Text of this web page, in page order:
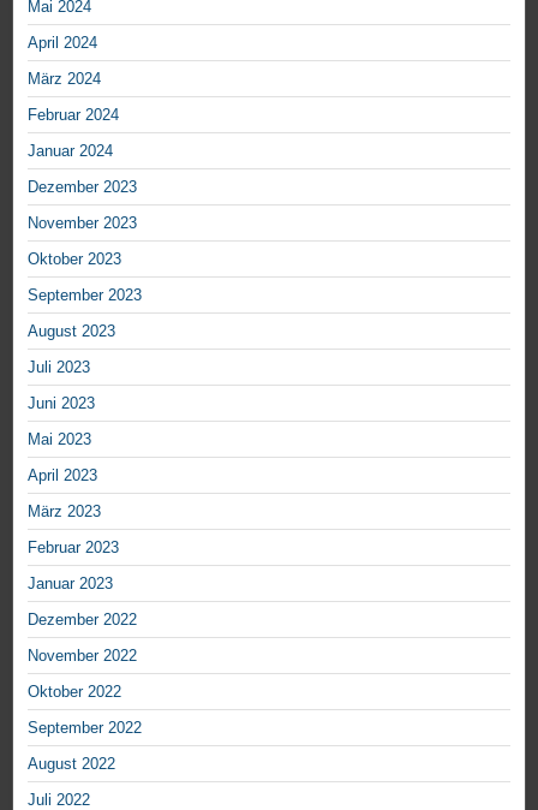
Mai 2024
April 2024
März 2024
Februar 2024
Januar 2024
Dezember 2023
November 2023
Oktober 2023
September 2023
August 2023
Juli 2023
Juni 2023
Mai 2023
April 2023
März 2023
Februar 2023
Januar 2023
Dezember 2022
November 2022
Oktober 2022
September 2022
August 2022
Juli 2022